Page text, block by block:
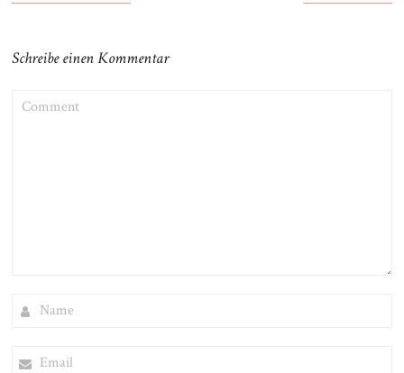
Schreibe einen Kommentar